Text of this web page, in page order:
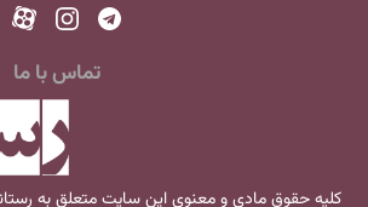
تماس با ما
کلیه حقوق مادی و معنوی این سایت متعلق به